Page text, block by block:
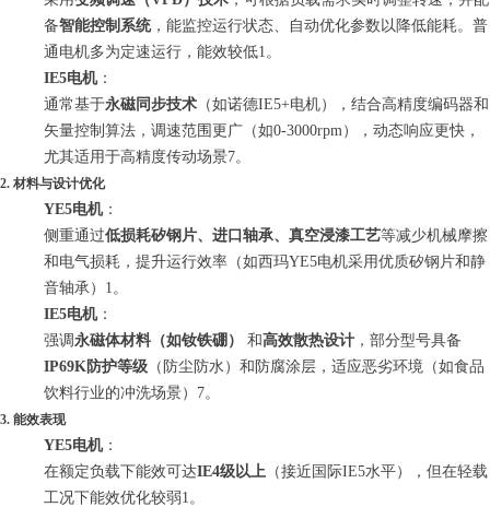
备智能控制系统，能监控运行状态、自动优化参数以降低能耗。普
通电机多为定速运行，能效较低1。
IE5电机：
通常基于永磁同步技术 （如诺德IE5+电机），结合高精度编码器和
矢量控制算法，调速范围更广（如0-3000rpm），动态响应更快，
尤其适用于高精度传动场景7。
2. 材料与设计优化
YE5电机：
侧重通过低损耗矽钢片、进口轴承、真空浸漆工艺等减少机械摩擦
和电气损耗，提升运行效率（如西玛YE5电机采用优质矽钢片和静
音轴承）1。
IE5电机：
强调永磁体材料（如钕铁硼） 和高效散热设计 ，部分型号具备
IP69K防护等级 （防尘防水）和防腐涂层，适应恶劣环境（如食品
饮料行业的冲洗场景）7。
3. 能效表现
YE5电机：
在额定负载下能效可达IE4级以上 （接近国际IE5水平），但在轻载
工况下能效优化较弱1。